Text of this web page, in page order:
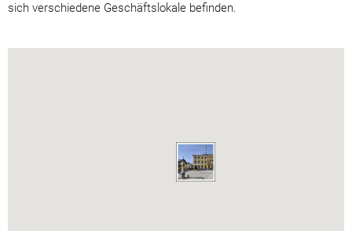
sich verschiedene Geschäftslokale befinden.